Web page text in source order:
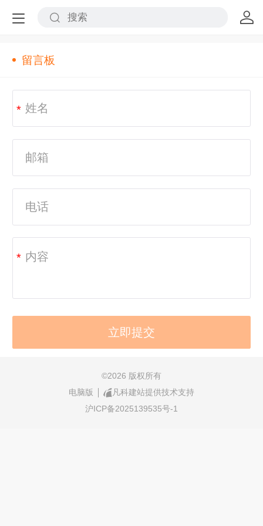
留言板
*
*
©2026 版权所有
电脑版
凡科建站提供技术支持
沪ICP备2025139535号-1